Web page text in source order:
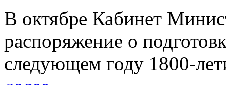
В октябре Кабинет
распоряжение о
следующем году 1800-